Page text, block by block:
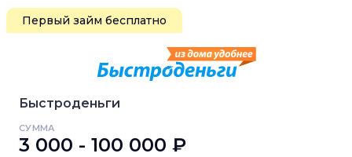
Первый займ бесплатно
Быстроденьги
СУММА
3 000 - 100 000 ₽